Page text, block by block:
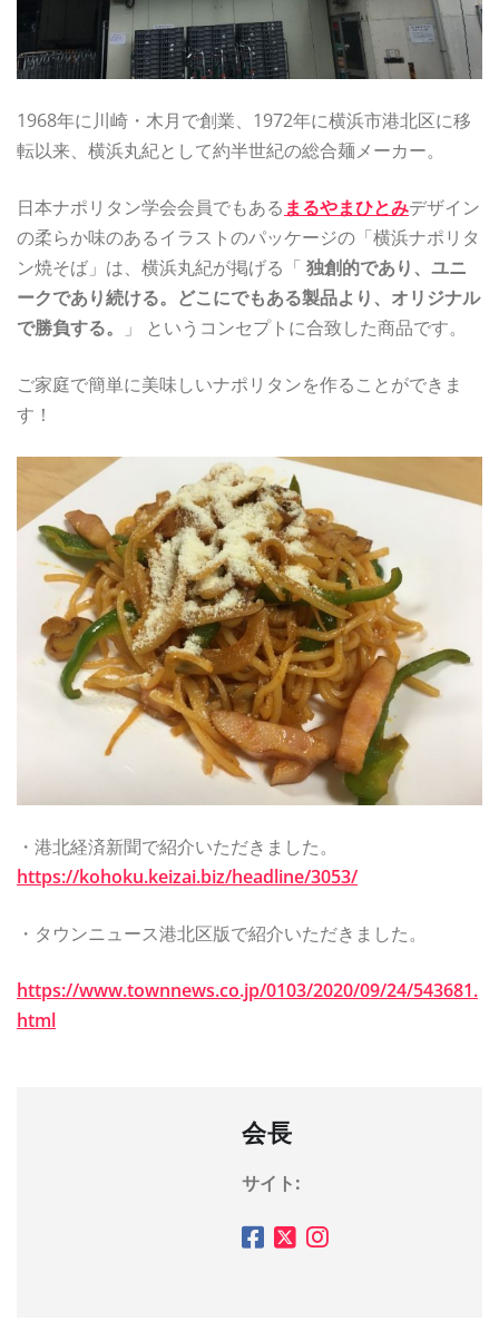
1968年に川崎・木月で創業、1972年に横浜市港北区に移
転以来、横浜丸紀として約半世紀の総合麺メーカー。
日本ナポリタン学会会員でもある まるやまひとみデザイン
の柔らか味のあるイラストのパッケージの「横浜ナポリタ
ン焼そば」は、横浜丸紀が掲げる「 独創的であり、ユニ
ークであり続ける。どこにでもある製品より、オリジナル
で勝負する。
」 というコンセプトに合致した商品です。
ご家庭で簡単に美味しいナポリタンを作ることができま
す！
・港北経済新聞で紹介いただきました。
https://kohoku.keizai.biz/headline/3053/
・タウンニュース港北区版で紹介いただきました。
https://www.townnews.co.jp/0103/2020/09/24/543681.
html
会長
サイト: